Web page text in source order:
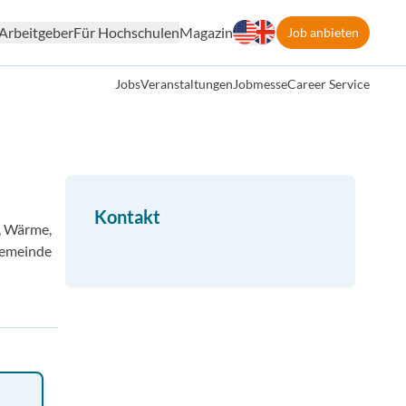
Für HochschulenMagazin Job anbieten
JobsVeranstaltungenJobmesseCareer Service
Kontakt